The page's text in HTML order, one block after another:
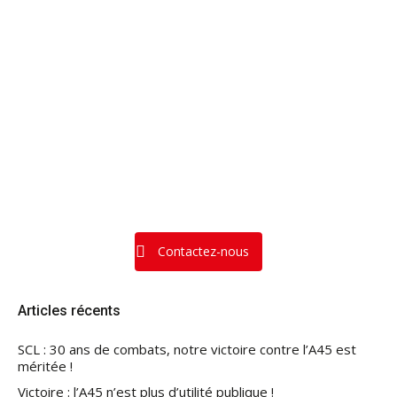
Contactez-nous
Articles récents
SCL : 30 ans de combats, notre victoire contre l’A45 est
méritée !
Victoire : l’A45 n’est plus d’utilité publique !